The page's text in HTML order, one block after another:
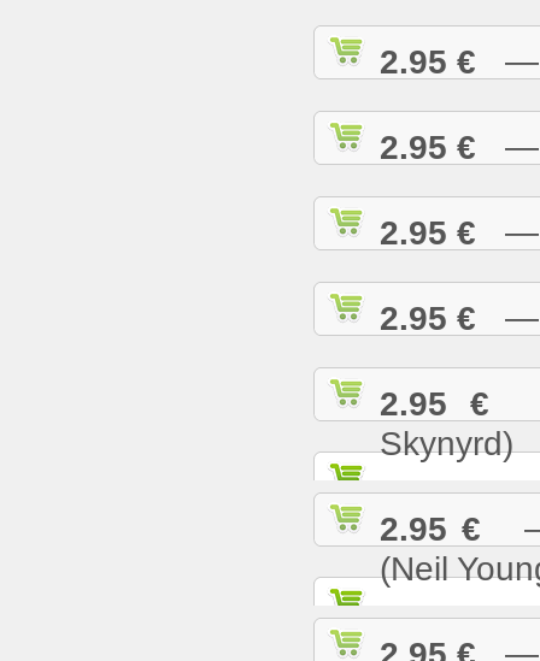
2.95 € —
2.95 € —
2.95 € —
2.95 € —
2.95 €
Skynyrd)
2.95 € —
(Neil